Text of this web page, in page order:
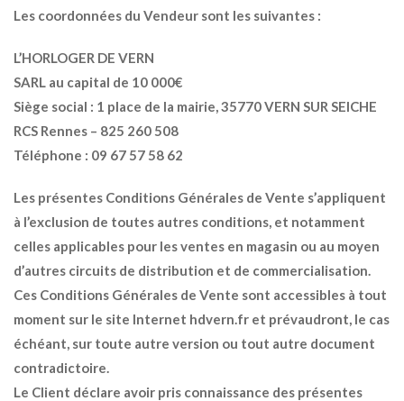
Les coordonnées du Vendeur sont les suivantes :
L’HORLOGER DE VERN
SARL au capital de 10 000€
Siège social : 1 place de la mairie, 35770 VERN SUR SEICHE
RCS Rennes – 825 260 508
Téléphone : 09 67 57 58 62
Les présentes Conditions Générales de Vente s’appliquent
à l’exclusion de toutes autres conditions, et notamment
celles applicables pour les ventes en magasin ou au moyen
d’autres circuits de distribution et de commercialisation.
Ces Conditions Générales de Vente sont accessibles à tout
moment sur le site Internet hdvern.fr et prévaudront, le cas
échéant, sur toute autre version ou tout autre document
contradictoire.
Le Client déclare avoir pris connaissance des présentes